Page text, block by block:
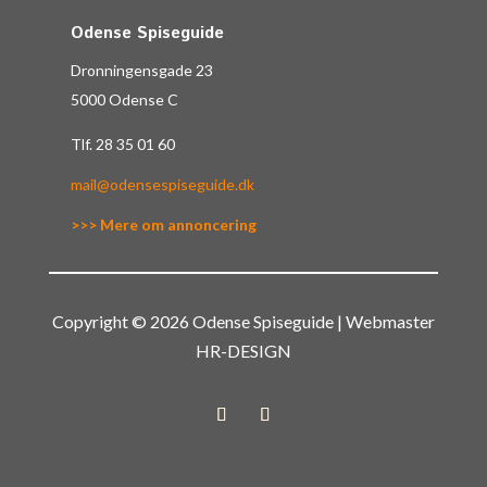
Odense Spiseguide
Dronningensgade 23
5000 Odense C
Tlf. 28 35 01 60
mail@odensespiseguide.dk
>>> Mere om annoncering
Copyright © 2026 Odense Spiseguide | Webmaster
HR-DESIGN